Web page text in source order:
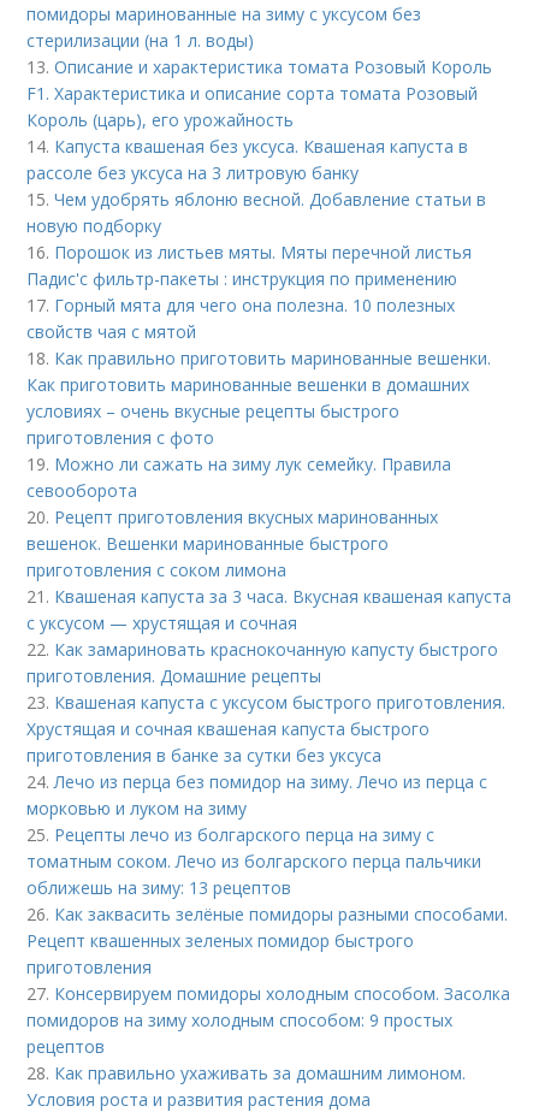
помидоры маринованные на зиму с уксусом без
стерилизации (на 1 л. воды)
13.Описание и характеристика томата Розовый Король
F1. Характеристика и описание сорта томата Розовый
Король (царь), его урожайность
14. Капуста квашеная без уксуса. Квашеная капуста в
рассоле без уксуса на 3 литровую банку
15.Чем удобрять яблоню весной. Добавление статьи в
новую подборку
16. Порошок из листьев мяты. Мяты перечной листья
Падис'с фильтр-пакеты : инструкция по применению
17. Горный мята для чего она полезна. 10 полезных
свойств чая с мятой
18. Как правильно приготовить маринованные вешенки.
Как приготовить маринованные вешенки в домашних
условиях – очень вкусные рецепты быстрого
приготовления с фото
19. Можно ли сажать на зиму лук семейку. Правила
севооборота
20. Рецепт приготовления вкусных маринованных
вешенок. Вешенки маринованные быстрого
приготовления с соком лимона
21. Квашеная капуста за 3 часа. Вкусная квашеная капуста
с уксусом — хрустящая и сочная
22. Как замариновать краснокочанную капусту быстрого
приготовления. Домашние рецепты
23. Квашеная капуста с уксусом быстрого приготовления.
Хрустящая и сочная квашеная капуста быстрого
приготовления в банке за сутки без уксуса
24.Лечо из перца без помидор на зиму. Лечо из перца с
морковью и луком на зиму
25. Рецепты лечо из болгарского перца на зиму с
томатным соком. Лечо из болгарского перца пальчики
оближешь на зиму: 13 рецептов
26. Как заквасить зелёные помидоры разными способами.
Рецепт квашенных зеленых помидор быстрого
приготовления
27. Консервируем помидоры холодным способом. Засолка
помидоров на зиму холодным способом: 9 простых
рецептов
28. Как правильно ухаживать за домашним лимоном.
Условия роста и развития растения дома